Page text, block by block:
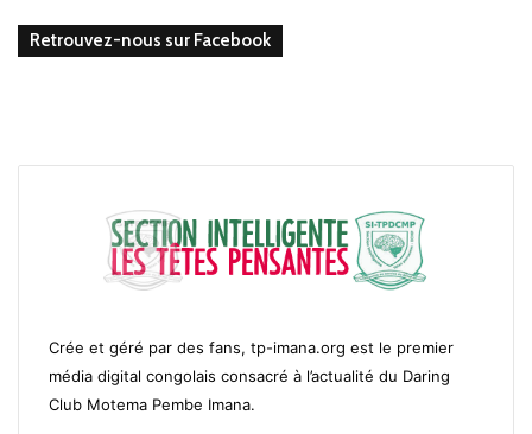
Retrouvez-nous sur Facebook
Crée et géré par des fans, tp-imana.org est le premier
média digital congolais consacré à l’actualité du Daring
Club Motema Pembe Imana.